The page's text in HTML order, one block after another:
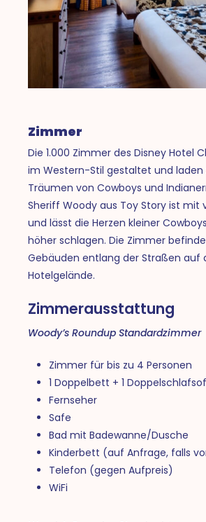
Zimmer
Die 1.000 Zimmer des Disney Hotel
im Western-Stil gestaltet und laden
Träumen von Cowboys und
Sheriff Woody aus Toy Story ist mit
und lässt die Herzen kleiner
höher schlagen. Die Zimmer
Gebäuden entlang der Straßen auf
Hotelgelände.
Zimmerausstattung
Woody’s Roundup Standardzimmer
Zimmer für bis zu 4 Personen
1 Doppelbett + 1
Fernseher
Safe
Bad mit Badewanne/Dusche
Kinderbett (auf Anfrage, falls
Telefon (gegen Aufpreis)
WiFi